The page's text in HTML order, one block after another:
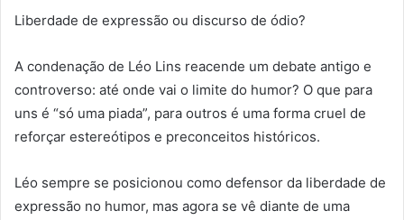
Liberdade de expressão ou discurso de ódio?
A condenação de Léo Lins reacende um debate antigo e
controverso: até onde vai o limite do humor? O que para
uns é “só uma piada”, para outros é uma forma cruel de
reforçar estereótipos e preconceitos históricos.
Léo sempre se posicionou como defensor da liberdade de
expressão no humor, mas agora se vê diante de uma